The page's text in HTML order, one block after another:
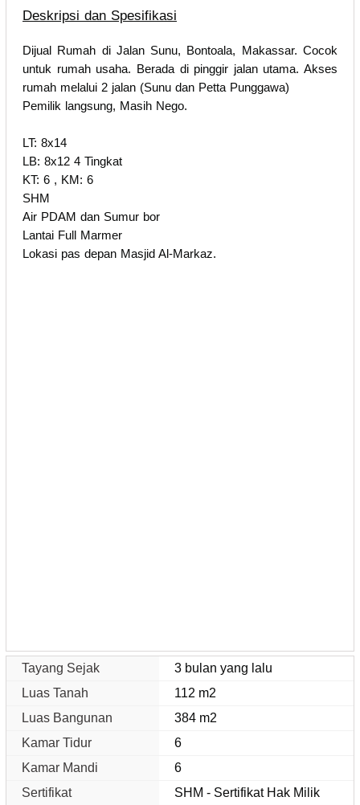
Deskripsi dan Spesifikasi
Dijual Rumah di Jalan Sunu, Bontoala, Makassar. Cocok
untuk rumah usaha. Berada di pinggir jalan utama. Akses
rumah melalui 2 jalan (Sunu dan Petta Punggawa)
Pemilik langsung, Masih Nego.
LT: 8x14
LB: 8x12 4 Tingkat
KT: 6 , KM: 6
SHM
Air PDAM dan Sumur bor
Lantai Full Marmer
Lokasi pas depan Masjid Al-Markaz.
Tayang Sejak
3 bulan yang lalu
Luas Tanah
112 m2
Luas Bangunan
384 m2
Kamar Tidur
6
Kamar Mandi
6
Sertifikat
SHM - Sertifikat Hak Milik